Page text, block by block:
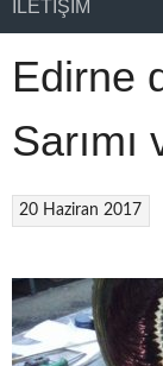
İLETIŞIM
Edirne
Sarımı
20 Haziran 2017